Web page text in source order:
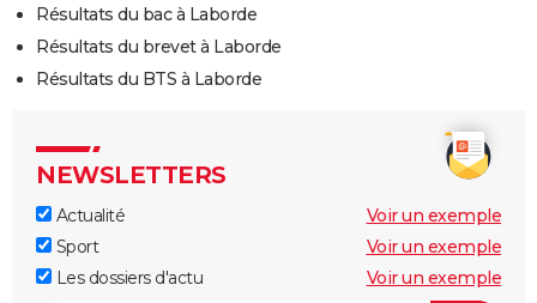
Résultats du bac à Laborde
Résultats du brevet à Laborde
Résultats du BTS à Laborde
NEWSLETTERS
Actualité
Voir un exemple
Sport
Voir un exemple
Les dossiers d'actu
Voir un exemple